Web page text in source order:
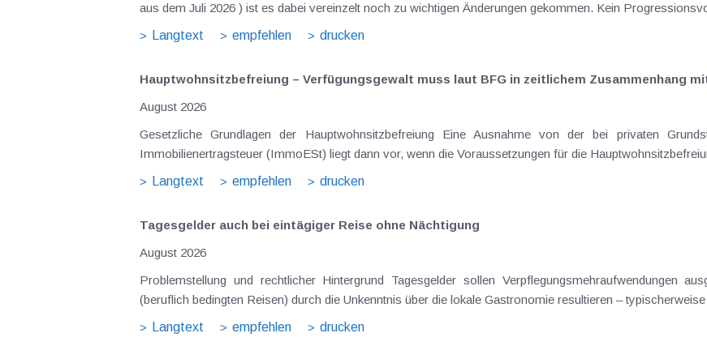
aus dem Juli 2026 ) ist es dabei vereinzelt noch zu wichtigen Änderungen gekommen. Kein
Langtext
empfehlen drucken
Hauptwohnsitz​­befreiung – Verfügungsgewalt muss laut BFG in zeitlichem Zusammenhang
August 2026
Gesetzliche Grundlagen der Hauptwohnsitzbefreiung Eine Ausnahme von der bei privaten
Immobilienertragsteuer (ImmoESt) liegt dann vor, wenn die Voraussetzungen für die
Langtext
empfehlen drucken
Tagesgelder auch bei eintägiger Reise ohne Nächtigung
August 2026
Problemstellung und rechtlicher Hintergrund Tagesgelder sollen Verpflegungsmehraufwendungen
(beruflich bedingten Reisen) durch die Unkenntnis über die lokale Gastronomie resultieren –
Langtext
empfehlen drucken